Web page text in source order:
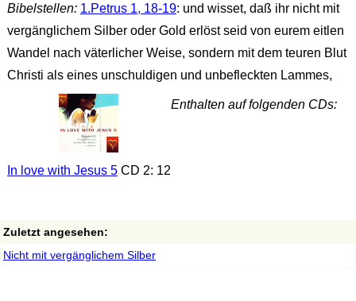
Bibelstellen: 1.Petrus 1, 18-19: und wisset, daß ihr nicht mit
vergänglichem Silber oder Gold erlöst seid von eurem eitlen
Wandel nach väterlicher Weise, sondern mit dem teuren Blut
Christi als eines unschuldigen und unbefleckten Lammes,
Enthalten auf folgenden CDs:
In love with Jesus 5CD 2: 12
Zuletzt angesehen:
Nicht mit vergänglichem Silber